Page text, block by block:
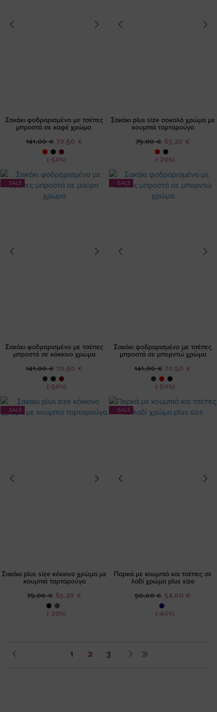
Σακάκι φοδραρισμένο με τσέπες
μπροστά σε καφέ χρώμα
(-50%)
Ειδική
Τιμή
70,50 €
141,00 €
Σακάκι plus size σοκολά χρώμα με
κουμπιά ταρταρούγα
(-20%)
Ειδική
Τιμή
63,20 €
79,00 €
SALE
Σακάκι φοδραρισμένο με τσέπες
μπροστά σε κόκκινο χρώμα
(-50%)
Ειδική
Τιμή
70,50 €
141,00 €
SALE
Σακάκι φοδραρισμένο με τσέπες
μπροστά σε μπορντώ χρώμα
(-50%)
Ειδική
Τιμή
70,50 €
141,00 €
SALE
Σακάκι plus size κόκκινο χρώμα με
κουμπιά ταρταρούγα
(-20%)
Ειδική
Τιμή
63,20 €
79,00 €
SALE
Παρκά με κουμπιά και τσέπες σε
λαδί χρώμα plus size
(-40%)
Ειδική
Τιμή
54,00 €
90,00 €
ΠροηγούμενοΣελίδα
1
You're
2 Σελίδα
3 Σελίδα
Επόμενο